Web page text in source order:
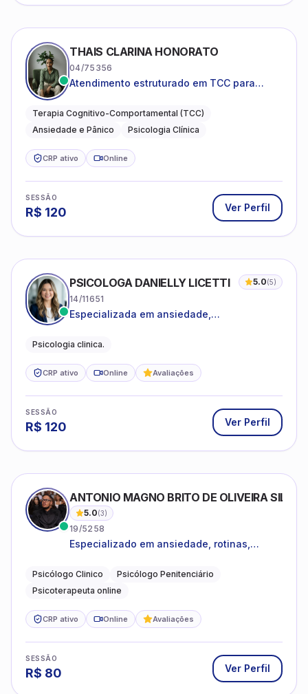
THAIS CLARINA HONORATO
04/75356
Atendimento estruturado em TCC para
excessiva
Terapia Cognitivo-Comportamental (TCC)
Ansiedade e Pânico
Psicologia Clínica
CRP ativo Online
SESSÃO
R$ 120 Ver Perfil
PSICOLOGA DANIELLY LICETTI 5.0(5)
14/11651
Especializada em ansiedade,
Psicologia clinica.
CRP ativo Online Avaliações
SESSÃO
R$ 120 Ver Perfil
ANTONIO MAGNO BRITO DE OLIVEIRA SILVA
5.0(3)
19/5258
Especializado em ansiedade, rotinas,
familiares e questões comportamentais.
Psicólogo Clinico
Psicólogo Penitenciário
Psicoterapeuta online
CRP ativo Online Avaliações
SESSÃO
R$ 80 Ver Perfil